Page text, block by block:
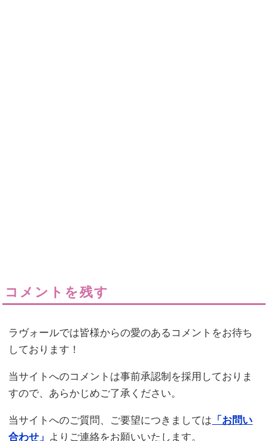
コメントを残す
ラヴォールでは皆様からの愛のあるコメントをお待ち
しております！
当サイトへのコメントは事前承認制を採用しておりま
すので、あらかじめご了承ください。
当サイトへのご質問、ご要望につきましては 「お問い
合わせ」 よりご連絡をお願いいたします。